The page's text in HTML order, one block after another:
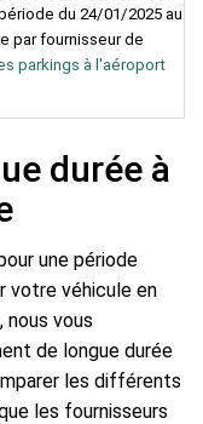
du 24/01/2025 au
par fournisseur de
parkings à l'aéroport
durée à
une période
votre véhicule en
vous
de longue durée
les différents
les fournisseurs